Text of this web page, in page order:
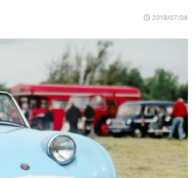
2019/07/08